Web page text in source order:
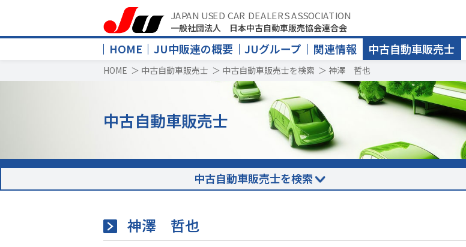
JAPAN USED CAR DEALERS ASSOCIATION
一般社団法人 日本中古自動車販売協会連合会
HOME JU中販連の概要 JUグループ 関連情報 中古自動車販売士
HOME ＞ 中古自動車販売士 ＞ 中古自動車販売士を検索 ＞ 神澤 哲也
中古自動車販売士
中古自動車販売士を検索
神澤 哲也